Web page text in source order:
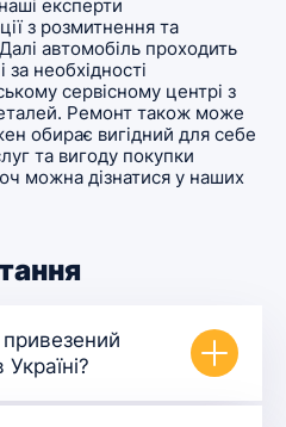
експерти
з розмитнення та
автомобіль проходить
необхідності
сервісному центрі з
Ремонт також може
обирає вигідний для себе
та вигоду покупки
можна дізнатися у наших